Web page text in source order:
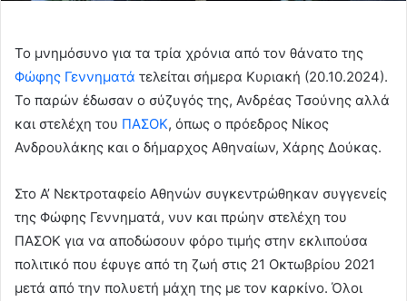
Το μνημόσυνο για τα τρία χρόνια από τον θάνατο της
Φώφης Γεννηματά τελείται σήμερα Κυριακή (20.10.2024).
Το παρών έδωσαν ο σύζυγός της, Ανδρέας Τσούνης αλλά
και στελέχη του ΠΑΣΟΚ, όπως ο πρόεδρος Νίκος
Ανδρουλάκης και ο δήμαρχος Αθηναίων, Χάρης Δούκας.
Στο Α’ Νεκτροταφείο Αθηνών συγκεντρώθηκαν συγγενείς
της Φώφης Γεννηματά, νυν και πρώην στελέχη του
ΠΑΣΟΚ για να αποδώσουν φόρο τιμής στην εκλιπούσα
πολιτικό που έφυγε από τη ζωή στις 21 Οκτωβρίου 2021
μετά από την πολυετή μάχη της με τον καρκίνο. Όλοι